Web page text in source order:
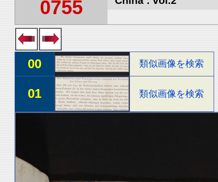
0755
00 類似画像を検索
01 類似画像を検索